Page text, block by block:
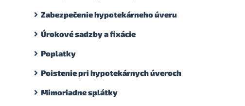
Zabezpečenie hypotekárneho úveru
Úrokové sadzby a fixácie
Poplatky
Poistenie pri hypotekárnych úveroch
Mimoriadne splátky